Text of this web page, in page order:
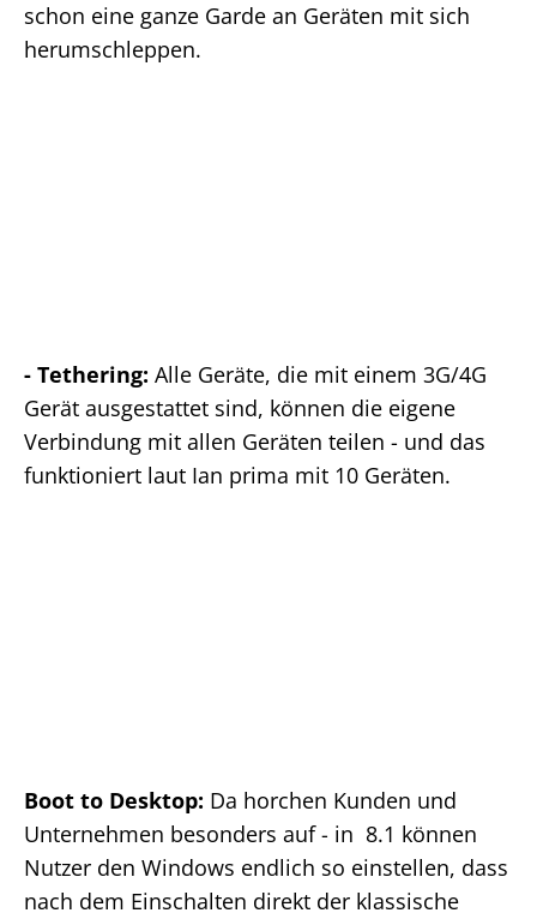
schon eine ganze Garde an Geräten mit sich
herumschleppen.
- Tethering: Alle Geräte, die mit einem 3G/4G
Gerät ausgestattet sind, können die eigene
Verbindung mit allen Geräten teilen - und das
funktioniert laut Ian prima mit 10 Geräten.
Boot to Desktop: Da horchen Kunden und
Unternehmen besonders auf - in 8.1 können
Nutzer den Windows endlich so einstellen, dass
nach dem Einschalten direkt der klassische